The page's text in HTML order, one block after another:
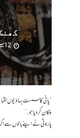
12 مہینے پہلے
”پانی کا سست بہاؤ یوں
ہلکان کر دیا ہو.“
پاروتی نے اپنے بالوں سے